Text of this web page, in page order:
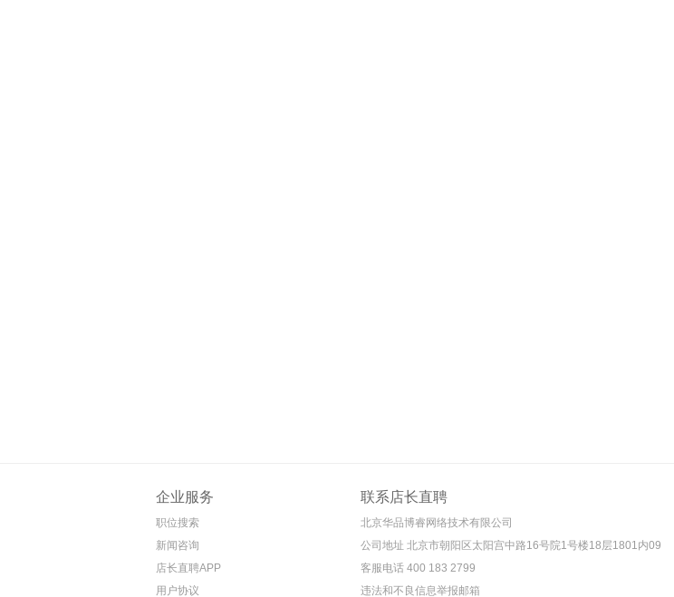
企业服务
职位搜索
新闻咨询
店长直聘APP
用户协议
联系店长直聘
北京华品博睿网络技术有限公司
公司地址 北京市朝阳区太阳宫中路16号院1号楼18层1801内09
客服电话 400 183 2799
违法和不良信息举报邮箱